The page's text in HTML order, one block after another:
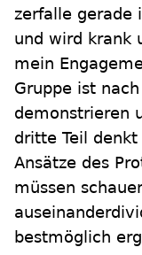
zerfalle gerade
und wird krank
mein
Gruppe ist
demonstrieren
dritte Teil
Ansätze des
müssen
bestmöglich